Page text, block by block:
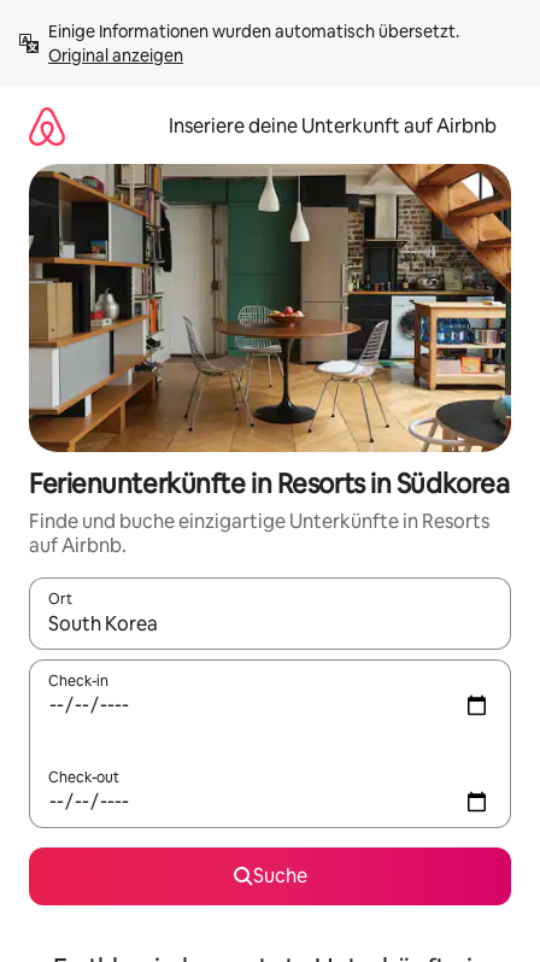
Inhalten
springenOriginal anzeigen
Inseriere deine Unterkunft auf Airbnb
Ferienunterkünfte in Resorts in Südkorea
Finde und buche einzigartige Unterkünfte in Resorts
auf Airbnb.
Ort
Wenn Ergebnisse verfügbar sind, navigiere mit den
Check-in
Check-out
Suche